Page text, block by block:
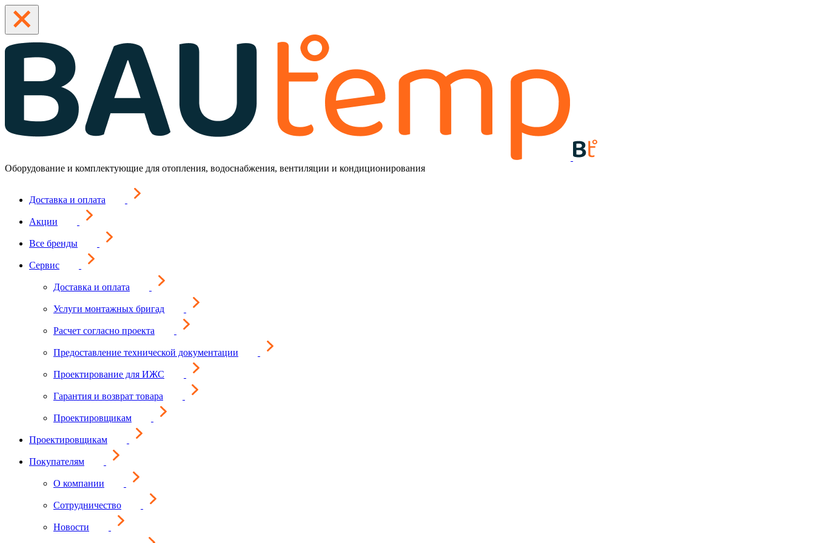
Оборудование и комплектующие для отопления, водоснабжения, вентиляции и кондиционирования
Доставка и оплата
Акции
Все бренды
Сервис
Доставка и оплата
Услуги монтажных бригад
Расчет согласно проекта
Предоставление технической документации
Проектирование для ИЖС
Гарантия и возврат товара
Проектировщикам
Проектировщикам
Покупателям
О компании
Сотрудничество
Новости